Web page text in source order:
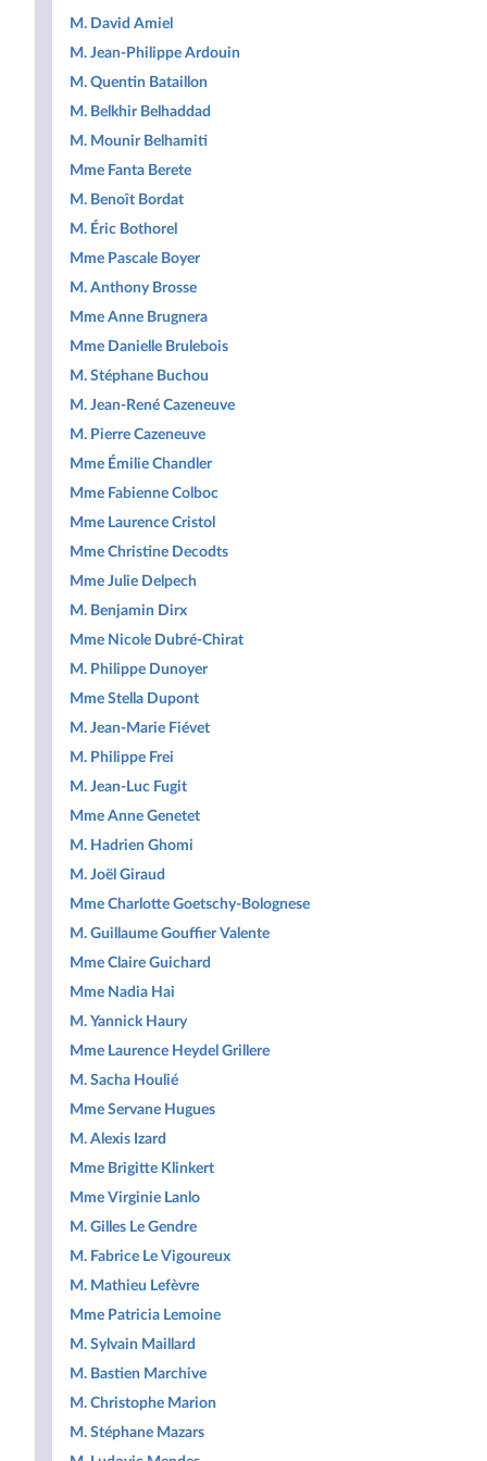
M. David Amiel
M. Jean-Philippe Ardouin
M. Quentin Bataillon
M. Belkhir Belhaddad
M. Mounir Belhamiti
Mme Fanta Berete
M. Benoît Bordat
M. Éric Bothorel
Mme Pascale Boyer
M. Anthony Brosse
Mme Anne Brugnera
Mme Danielle Brulebois
M. Stéphane Buchou
M. Jean-René Cazeneuve
M. Pierre Cazeneuve
Mme Émilie Chandler
Mme Fabienne Colboc
Mme Laurence Cristol
Mme Christine Decodts
Mme Julie Delpech
M. Benjamin Dirx
Mme Nicole Dubré-Chirat
M. Philippe Dunoyer
Mme Stella Dupont
M. Jean-Marie Fiévet
M. Philippe Frei
M. Jean-Luc Fugit
Mme Anne Genetet
M. Hadrien Ghomi
M. Joël Giraud
Mme Charlotte Goetschy-Bolognese
M. Guillaume Gouffier Valente
Mme Claire Guichard
Mme Nadia Hai
M. Yannick Haury
Mme Laurence Heydel Grillere
M. Sacha Houlié
Mme Servane Hugues
M. Alexis Izard
Mme Brigitte Klinkert
Mme Virginie Lanlo
M. Gilles Le Gendre
M. Fabrice Le Vigoureux
M. Mathieu Lefèvre
Mme Patricia Lemoine
M. Sylvain Maillard
M. Bastien Marchive
M. Christophe Marion
M. Stéphane Mazars